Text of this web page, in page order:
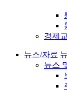
경제
뉴스/자료
뉴스